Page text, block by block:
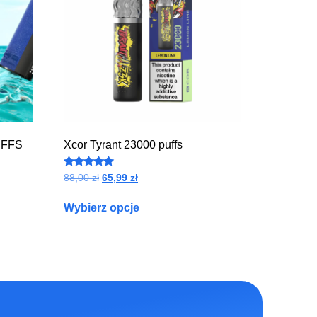
Xcor Tyrant 23000 puffs
Oceniono
4.90
88,00zł 65,99zł
Wybierz opcje